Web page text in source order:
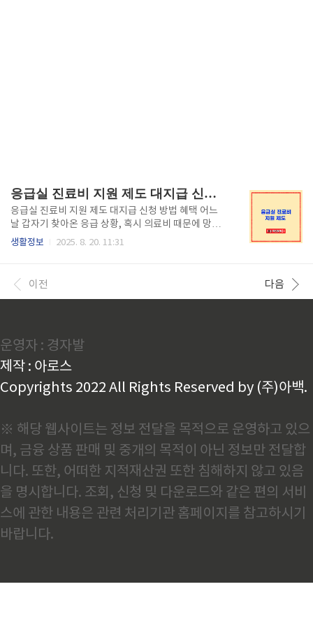
응급실 진료비 지원 제도 대지급 신청 방법 혜택
응급실 진료비 지원 제도 대지급 신청 방법 혜택 어느
날 갑자기 찾아온 응급 상황, 혹시 의료비 때문에 망설
이신 적 있으신가요? 저 역시 예상치 못한 사고로 친구
행히도 '응급실 대지급 제도' 덕분에 친구는 치료를 받
을 수 있었고, 이후에 차근차근 비용을 해결할 수 있었
것을 알려드리려고 합니다. 응급실 대지급 제도란 응급
실 대지급 제도 는 응급 환자의 생명을 최우선으로 보호
하기 위한 공공 의료 지원 시스템입니다. 이 제도는 환
자가 응급..
생활정보 2025. 8. 20. 11:31
이전 다음
운영자 : 경자발
제작 : 아로스
Copyrights 2022 All Rights Reserved by (주)아백.
※ 해당 웹사이트는 정보 전달을 목적으로 운영하고 있으
며, 금융 상품 판매 및 중개의 목적이 아닌 정보만 전달합
니다. 또한, 어떠한 지적재산권 또한 침해하지 않고 있음
을 명시합니다. 조회, 신청 및 다운로드와 같은 편의 서비
스에 관한 내용은 관련 처리기관 홈페이지를 참고하시기
바랍니다.